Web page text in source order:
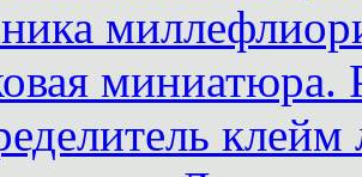
миниатюра.